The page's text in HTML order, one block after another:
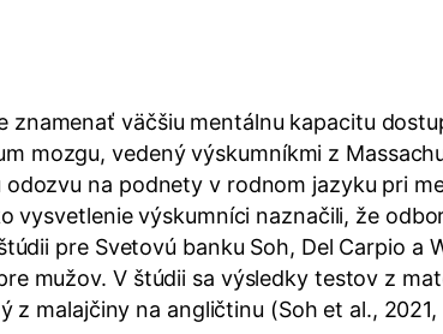
väčšiu mentálnu kapacitu
mozgu, vedený výskumníkmi z
na podnety v rodnom jazyku pri
vysvetlenie výskumníci naznačili, že
pre Svetovú banku Soh, Del Carpio a
mužov. V štúdii sa výsledky testov z
malajčiny na angličtinu (Soh et al., 2021,